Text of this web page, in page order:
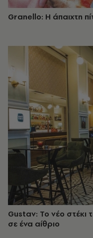
Granello: Η άπαιχτη
Gustav: Το νέο στέκι
σε ένα αίθριο